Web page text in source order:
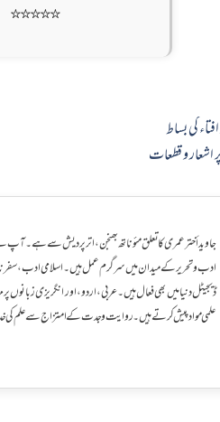
☆☆☆☆☆
کی بساط
و قطعات
جاوید أختر عمری کا تعلق مئوناتھ بھنجن، اترپردیش سے ہے۔
ادب و تحریر کے میدان میں سرگرم عمل ہیں۔ اسلامی ادب،
ڈیجیٹل دنیا میں بھی فعال ہیں۔ عربی، اردو، اور انگریزی
علمی مواد پیش کرتے ہیں۔ روایت و جدت کے امتزاج سے علم